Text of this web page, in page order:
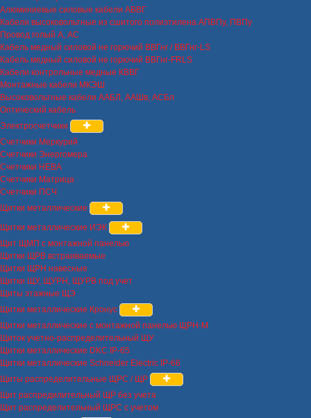
Алюминиевые силовые кабели АВВГ
Кабели высоковольтные из сшитого полиэтилена АПВПу, ПВПу
Провод голый А, АС
Кабель медный силовой не горючий ВВГнг / ВВГнг-LS
Кабель медный силовой не горючий ВВГнг-FRLS
Кабели контрольные медные КВВГ
Монтажные кабели МКЭШ
Высоковольтные кабели ААБЛ, ААШв, АСБл
Оптический кабель
Электросчетчики
Счетчики Меркурий
Счетчики Энергомера
Счетчики НЕВА
Счетчики Матрица
Счетчики ПСЧ
Щитки металлические
Щитки металлические ИЭК
Щит ЩМП с монтажной панелью
Щитки ЩРВ встраиваемые
Щитки ЩРН навесные
Щитки ЩУ, ЩУРН, ЩУРВ под учет
Щиты этажные ЩЭ
Щитки металлические Кронус
Щитки металлические с монтажной панелью ЩРН-М
Щиток учетно-распределительный ЩУ
Щитки металлические DKC IP-65
Щитки металлические Schneider Electric IP-66
Щиты распределительные ЩРС / ЩР
Щит распредилительный ЩР без учета
Щит распределительный ЩРС с учетом